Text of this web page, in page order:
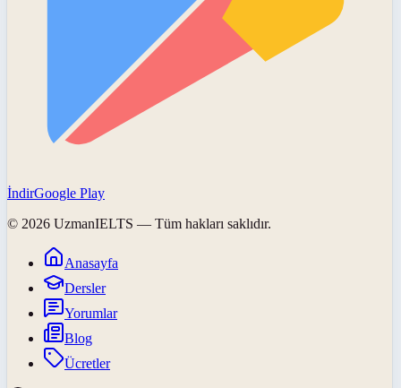
İndirGoogle Play
© 2026 UzmanIELTS — Tüm hakları saklıdır.
Anasayfa
Dersler
Yorumlar
Blog
Ücretler